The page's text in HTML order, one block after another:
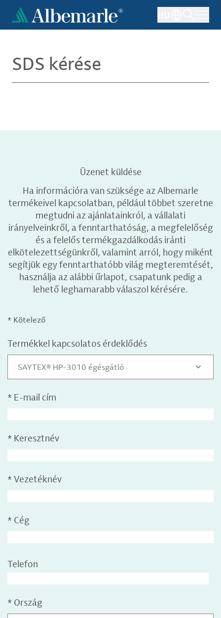
Ugrás
tartalomra
SDS kérése
Üzenet küldése
Ha információra van szüksége az Albemarle
termékeivel kapcsolatban, például többet szeretne
megtudni az ajánlatainkról, a vállalati
irányelveinkről, a fenntarthatóság, a megfelelőség
és a felelős termékgazdálkodás iránti
elkötelezettségünkről, valamint arról, hogy miként
segítjük egy fenntarthatóbb világ megteremtését,
használja az alábbi űrlapot, csapatunk pedig a
lehető leghamarabb válaszol kérésére.
* Kötelező
Termékkel kapcsolatos érdeklődés
SAYTEX® HP-3010 égésgátló
* E-mail cím
* Keresztnév
* Vezetéknév
* Cég
Telefon
* Ország